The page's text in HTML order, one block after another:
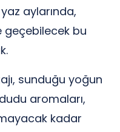
aylarında,
geçebilecek bu
sunduğu yoğun
aromaları,
kadar